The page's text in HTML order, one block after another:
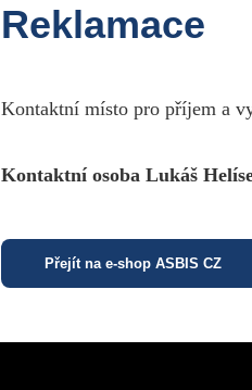
Reklamace
Kontaktní místo pro příjem a
Kontaktní osoba Lukáš
Přejít na e-shop ASBIS CZ